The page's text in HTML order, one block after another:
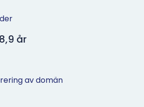
år
av domän